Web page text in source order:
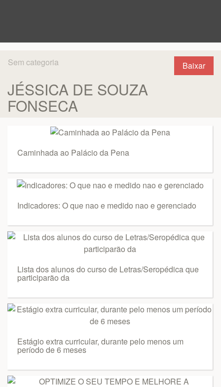
Baixar
Sem categoria
JÉSSICA DE SOUZA
FONSECA
Caminhada ao Palácio da Pena
Indicadores: O que nao e medido nao e gerenciado
Lista dos alunos do curso de Letras/Seropédica que
participarão da
Estágio extra curricular, durante pelo menos um
período de 6 meses